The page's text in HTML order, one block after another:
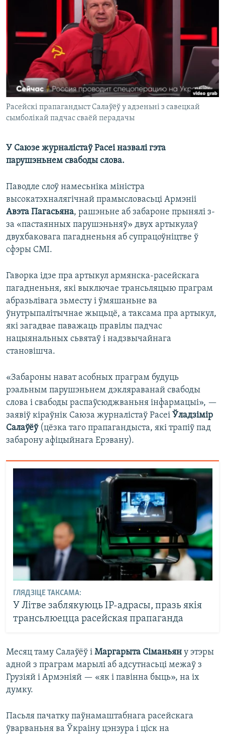
НА ХВАЛЯХ СВАБОДЫ
Расейскі прапагандыст Салаўёў у адзеньні з савецкай
сымболікай падчас сваёй перадачы
У Саюзе журналістаў Расеі назвалі гэта
парушэньнем свабоды слова.
Паводле слоў намесьніка міністра
высокатэхналягічнай прамысловасьці Армэніі
Авэта Пагасьяна, рашэньне аб забароне прынялі з-
за «пастаянных парушэньняў» двух артыкулаў
двухбаковага пагадненьня аб супрацоўніцтве ў
сфэры СМІ.
Гаворка ідзе пра артыкул армянска-расейскага
пагадненьня, які выключае трансьляцыю праграм
абразьлівага зьместу і ўмяшаньне ва
ўнутрыпалітычнае жыцьцё, а таксама пра артыкул,
які загадвае паважаць правілы падчас
нацыянальных сьвятаў і надзвычайнага
становішча.
«Забароны нават асобных праграм будуць
рэальным парушэньнем дэкляраванай свабоды
слова і свабоды распаўсюджваньня інфармацыі», —
заявіў кіраўнік Саюза журналістаў Расеі Ўладзімір
Салаўёў(цёзка таго прапагандыста, які трапіў пад
забарону афіцыйнага Ерэвану).
ГЛЯДЗІЦЕ ТАКСАМА:
У Літве заблякуюць IP-адрасы, празь якія
трансьлюецца расейская прапаганда
Месяц таму Салаўёў і Маргарыта Сіманьян у этэры
адной з праграм марылі аб адсутнасьці межаў з
Грузіяй і Армэніяй — «як і павінна быць», на іх
думку.
Пасьля пачатку паўнамаштабнага расейскага
ўварваньня ва Ўкраіну цэнзура і ціск на